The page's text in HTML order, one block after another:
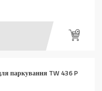
паркування TW 436 P